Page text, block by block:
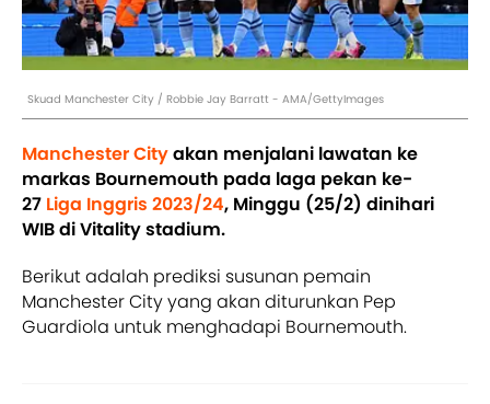
Skuad Manchester City / Robbie Jay Barratt - AMA/GettyImages
Manchester Cityakan menjalani lawatan ke
markas Bournemouth pada laga pekan ke-
27 Liga Inggris 2023/24, Minggu (25/2) dinihari
WIB di Vitality stadium.
Berikut adalah prediksi susunan pemain
Manchester City yang akan diturunkan Pep
Guardiola untuk menghadapi Bournemouth.